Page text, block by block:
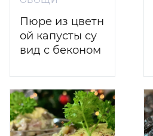
Пюре из цветн
ой капусты су
вид с беконом